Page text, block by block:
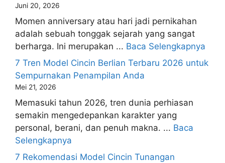
Juni 20, 2026
Momen anniversary atau hari jadi pernikahan
adalah sebuah tonggak sejarah yang sangat
berharga. Ini merupakan ... Baca Selengkapnya
7 Tren Model Cincin Berlian Terbaru 2026 untuk
Sempurnakan Penampilan Anda
Mei 21, 2026
Memasuki tahun 2026, tren dunia perhiasan
semakin mengedepankan karakter yang
personal, berani, dan penuh makna. ... Baca
Selengkapnya
7 Rekomendasi Model Cincin Tunangan